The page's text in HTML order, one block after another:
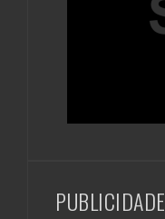
PUBLICIDADE